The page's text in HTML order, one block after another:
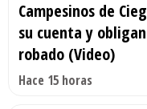
Campesinos de
su cuenta y
robado (Video)
Hace 15 horas